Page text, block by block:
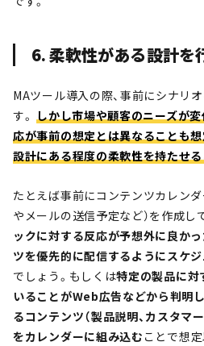
6. 柔軟性がある設計を
MAツール導入の際、事前にシナリ
す。しかし市場や顧客のニーズが
応が事前の想定とは異なることも
設計にある程度の柔軟性を持たせ
たとえば事前にコンテンツカレン
やメールの送信予定など）を作成し
ックに対する反応が予想外に良か
ツを優先的に配信するようにスケ
でしょう。もしくは特定の製品に対
いることがWeb広告などから判明
るコンテンツ（製品説明、カスタマ
をカレンダーに組み込む ことで想